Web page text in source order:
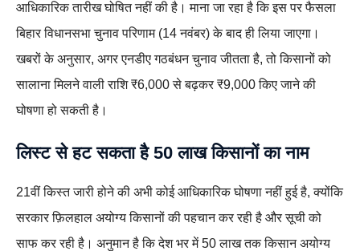
आधिकारिक तारीख घोषित नहीं की है। माना जा रहा है कि इस पर फैसला
बिहार विधानसभा चुनाव परिणाम (14 नवंबर) के बाद ही लिया जाएगा।
खबरों के अनुसार, अगर एनडीए गठबंधन चुनाव जीतता है, तो किसानों को
सालाना मिलने वाली राशि ₹6,000 से बढ़कर ₹9,000 किए जाने की
घोषणा हो सकती है।
लिस्ट से हट सकता है 50 लाख किसानों का नाम
21वीं किस्त जारी होने की अभी कोई आधिकारिक घोषणा नहीं हुई है, क्योंकि
सरकार फ़िलहाल अयोग्य किसानों की पहचान कर रही है और सूची को
साफ कर रही है। अनुमान है कि देश भर में 50 लाख तक किसान अयोग्य